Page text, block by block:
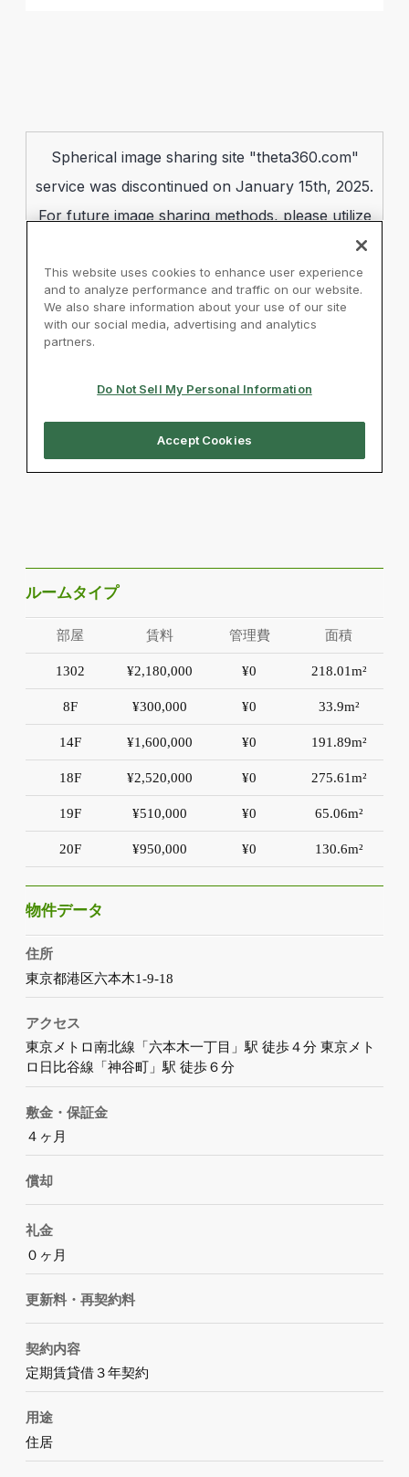
ルームタイプ
部屋 賃料 管理費 面積
1302 ¥2,180,000 ¥0 218.01m²
8F ¥300,000 ¥0 33.9m²
14F ¥1,600,000 ¥0 191.89m²
18F ¥2,520,000 ¥0 275.61m²
19F ¥510,000 ¥0 65.06m²
20F ¥950,000 ¥0 130.6m²
物件データ
住所
東京都港区六本木1-9-18
アクセス
東京メトロ南北線「六本木一丁目」駅 徒歩４分 東京メト
ロ日比谷線「神谷町」駅 徒歩６分
敷金・保証金
４ヶ月
償却
礼金
０ヶ月
更新料・再契約料
契約内容
定期賃貸借３年契約
用途
住居